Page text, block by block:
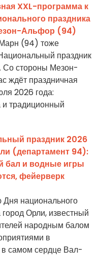
XXL-программа к
праздника
Альфор (94)
(94) тоже
праздник
Со стороны Мезон-
ждёт праздничная
2026 года:
и традиционный
праздник 2026
(департамент 94):
бал и водные игры
фейерверк
национального
город Орли, известный
народным балом
в
в самом сердце Вал-